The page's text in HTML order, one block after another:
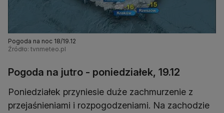
Pogoda na noc 18/19.12
Źródło: tvnmeteo.pl
Pogoda na jutro - poniedziałek, 19.12
Poniedziałek przyniesie duże zachmurzenie z
przejaśnieniami i rozpogodzeniami. Na zachodzie